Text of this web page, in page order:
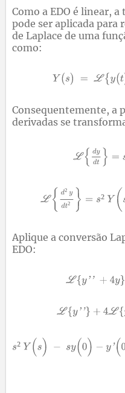
Como a EDO é linear,
pode ser aplicada
de Laplace de uma
como:
Consequentemente, a
derivadas se
²
²
²
Aplique a conversão
EDO:
²